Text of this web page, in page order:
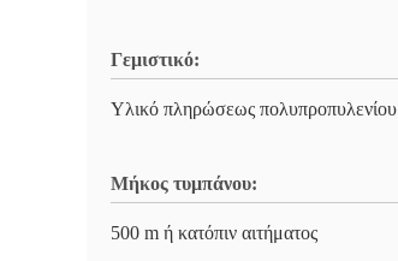
Γεμιστικό:
Υλικό πληρώσεως πολυπροπυλενίου
Μήκος τυμπάνου:
500 m ή κατόπιν αιτήματος